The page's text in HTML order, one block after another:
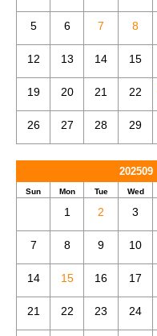
5 6 7 8
12 13 14 15
19 20 21 22
26 27 28 29
202509
Sun Mon Tue Wed
1 2 3
7 8 9 10
14 15 16 17
21 22 23 24